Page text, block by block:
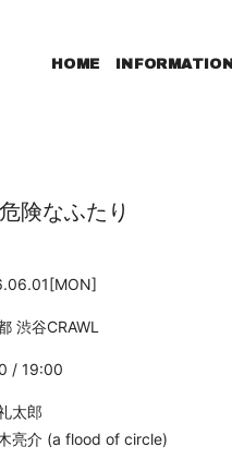
HOME INFORMATION
険なふたり
[MON]
渋谷CRAWL
/ 19:00
太郎
亮介 (a flood of circle)